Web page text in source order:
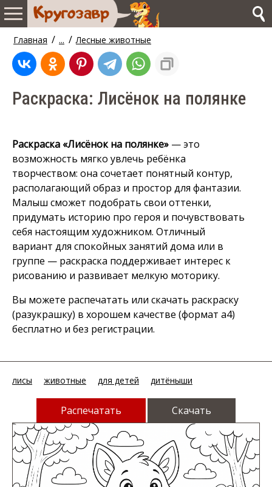
Главная / ... / Лесные животные
Раскраска: Лисёнок на полянке
Раскраска «Лисёнок на полянке» — это
возможность мягко увлечь ребёнка
творчеством: она сочетает понятный контур,
располагающий образ и простор для фантазии.
Малыш сможет подобрать свои оттенки,
придумать историю про героя и почувствовать
себя настоящим художником. Отличный
вариант для спокойных занятий дома или в
группе — раскраска поддерживает интерес к
рисованию и развивает мелкую моторику.
Вы можете распечатать или скачать раскраску
(разукрашку) в хорошем качестве (формат а4)
бесплатно и без регистрации.
лисы животные для детей дитёныши
Распечатать Скачать